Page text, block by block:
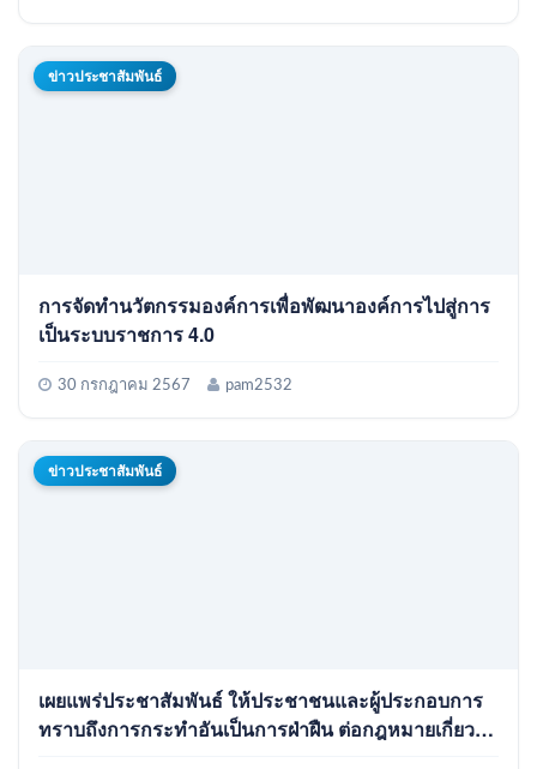
ข่าวประชาสัมพันธ์
การจัดทำนวัตกรรมองค์การเพื่อพัฒนาองค์การไปสู่การ
เป็นระบบราชการ 4.0
30 กรกฎาคม 2567 pam2532
ข่าวประชาสัมพันธ์
เผยแพร่ประชาสัมพันธ์ ให้ประชาชนและผู้ประกอบการ
ทราบถึงการกระทำอันเป็นการฝ่าฝืน ต่อกฎหมายเกี่ยวกับ